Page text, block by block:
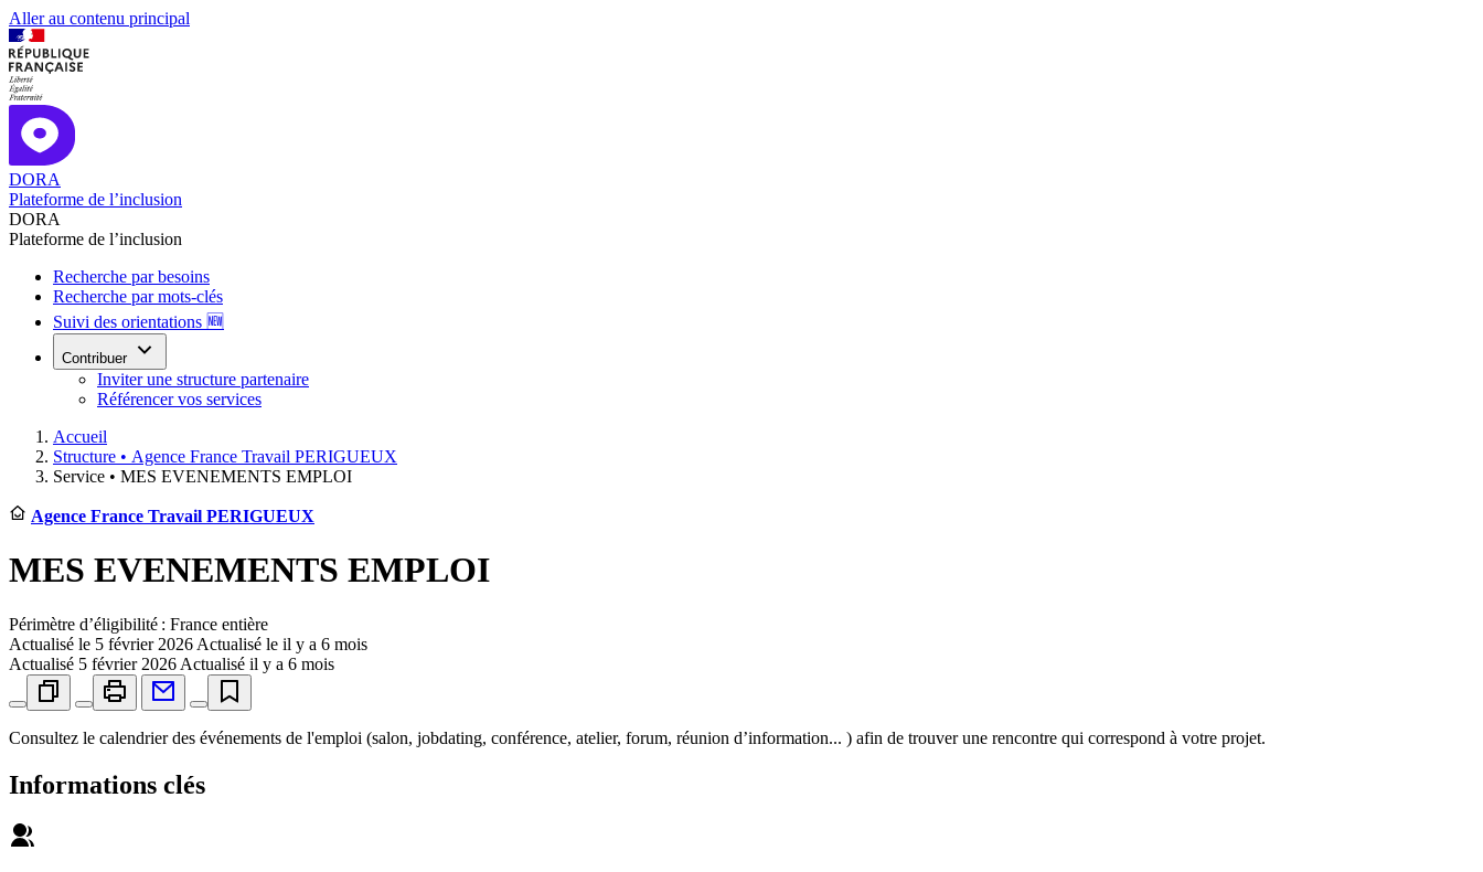
Aller au contenu principal
DORA
Plateforme de l’inclusion
DORA
Plateforme de l’inclusion
Recherche par besoins
Recherche par mots-clés
Suivi des orientations 🆕
Contribuer
Inviter une structure partenaire
Référencer vos services
Accueil
Structure • Agence France Travail PERIGUEUX
Service • MES EVENEMENTS EMPLOI
Agence France Travail PERIGUEUX
MES EVENEMENTS EMPLOI
Périmètre d’éligibilité : France entière
Actualisé le 5 février 2026 Actualisé le il y a 6 mois
Actualisé 5 février 2026 Actualisé il y a 6 mois
Consultez le calendrier des événements de l'emploi (salon, jobdating, conférence, atelier, forum, réunion d’information... ) afin de trouver une rencontre qui correspond à votre projet.
Informations clés